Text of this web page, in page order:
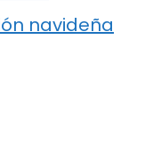
navideña